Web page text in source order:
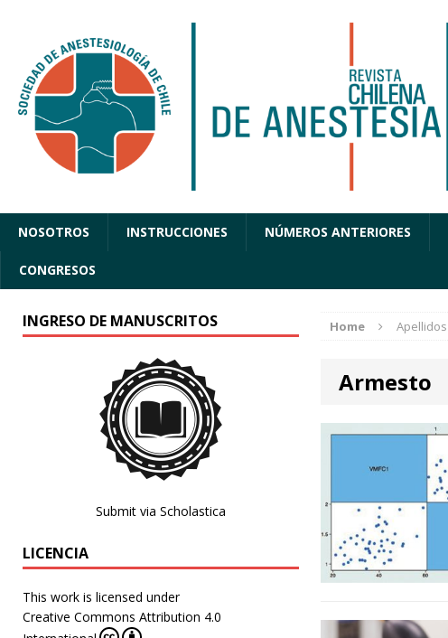
NOSOTROS INSTRUCCIONES NÚMEROS ANTERIORES
CONGRESOS
Home Apellidos
Armesto
INGRESO DE MANUSCRITOS
Submit via Scholastica
LICENCIA
This work is licensed under
Creative Commons Attribution 4.0